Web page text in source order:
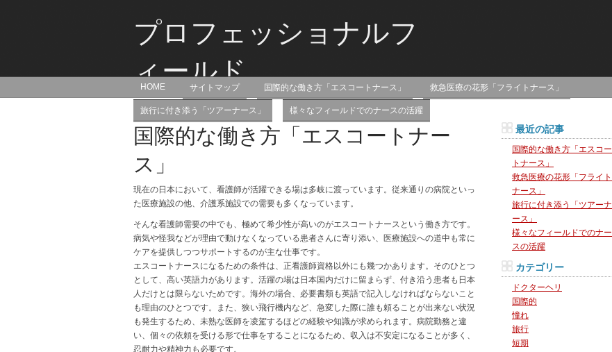
プロフェッショナルフ
ィールド
医療スキルを活かせるのは病院だけじゃない！
HOME サイトマップ 国際的な働き方「エスコートナース」 救急医療の花形「フライトナース」
旅行に付き添う「ツアーナース」 様々なフィールドでのナースの活躍
国際的な働き方「エスコートナー
ス」
現在の日本において、看護師が活躍できる場は多岐に渡っています。従来通りの病院といっ
た医療施設の他、介護系施設での需要も多くなっています。
そんな看護師需要の中でも、極めて希少性が高いのがエスコートナースという働き方です。
病気や怪我などが理由で動けなくなっている患者さんに寄り添い、医療施設への道中も常に
ケアを提供しつつサポートするのが主な仕事です。
エスコートナースになるための条件は、正看護師資格以外にも幾つかあります。そのひとつ
として、高い英語力があります。活躍の場は日本国内だけに留まらず、付き沿う患者も日本
人だけとは限らないためです。海外の場合、必要書類も英語で記入しなければならないこと
も理由のひとつです。また、狭い飛行機内など、急変した際に誰も頼ることが出来ない状況
も発生するため、未熟な医師を凌駕するほどの経験や知識が求められます。病院勤務と違
い、個々の依頼を受ける形で仕事をすることになるため、収入は不安定になることが多く、
忍耐力や精神力も必要です。
最近の記事
国際的な働き方「エスコー
トナース」
救急医療の花形「フライト
ナース」
旅行に付き添う「ツアーナ
ース」
様々なフィールドでのナー
スの活躍
カテゴリー
ドクターヘリ
国際的
憧れ
旅行
短期